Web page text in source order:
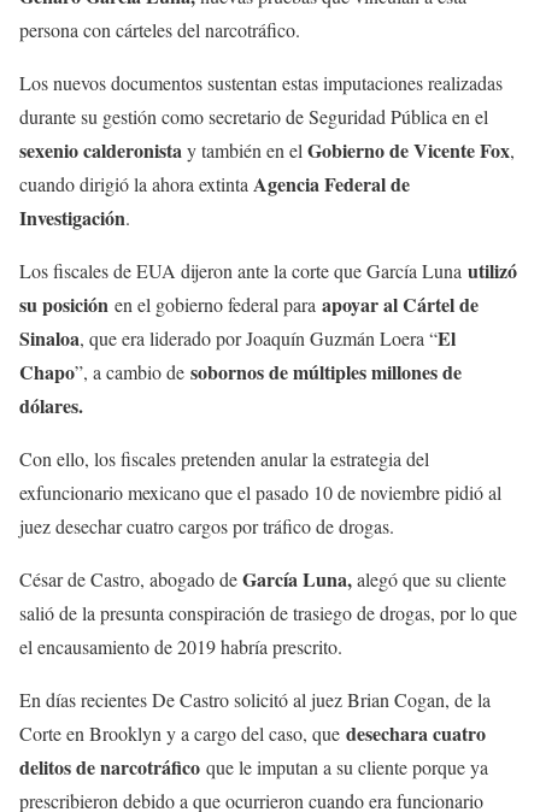
persona con cárteles del narcotráfico.
Los nuevos documentos sustentan estas imputaciones realizadas
durante su gestión como secretario de Seguridad Pública en el
sexenio calderonistay también en el Gobierno de Vicente Fox,
cuando dirigió la ahora extinta Agencia Federal de
Investigación.
Los fiscales de EUA dijeron ante la corte que García Luna utilizó
su posición en el gobierno federal para apoyar al Cártel de
Sinaloa, que era liderado por Joaquín Guzmán Loera “El
Chapo”, a cambio de sobornos de múltiples millones de
dólares.
Con ello, los fiscales pretenden anular la estrategia del
exfuncionario mexicano que el pasado 10 de noviembre pidió al
juez desechar cuatro cargos por tráfico de drogas.
César de Castro, abogado deGarcía Luna,alegó que su cliente
salió de la presunta conspiración de trasiego de drogas, por lo que
el encausamiento de 2019 habría prescrito.
En días recientes De Castro solicitó al juez Brian Cogan, de la
Corte en Brooklyn y a cargo del caso, que desechara cuatro
delitos de narcotráfico que le imputan a su cliente porque ya
prescribieron debido a que ocurrieron cuando era funcionario